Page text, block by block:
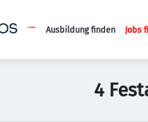
Ausbildung finden Jobs
4